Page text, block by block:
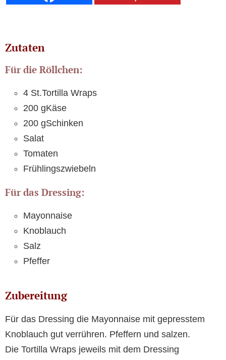
Zutaten
Für die Röllchen:
4 St.Tortilla Wraps
200 gKäse
200 gSchinken
Salat
Tomaten
Frühlingszwiebeln
Für das Dressing:
Mayonnaise
Knoblauch
Salz
Pfeffer
Zubereitung
Für das Dressing die Mayonnaise mit gepresstem
Knoblauch gut verrühren. Pfeffern und salzen.
Die Tortilla Wraps jeweils mit dem Dressing